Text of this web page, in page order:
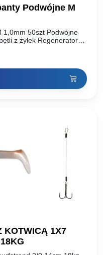
Podwójne M
1,0mm 50szt Podwójne
z żyłek Regenerator
KOTWICĄ 1X7